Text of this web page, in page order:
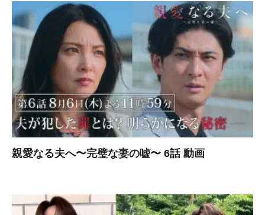
親愛なる夫へ〜完璧な妻の嘘〜 6話 動画